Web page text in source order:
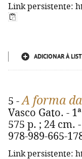
Link persistente:
ADICIONAR À
5 -A forma
Vasco Gato. -
575 p. ; 24 cm.
978-989-665-
Link persistente: